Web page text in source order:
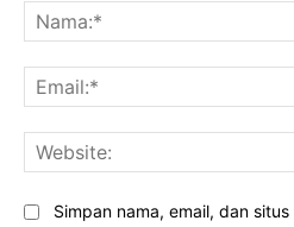
Simpan nama, email, dan